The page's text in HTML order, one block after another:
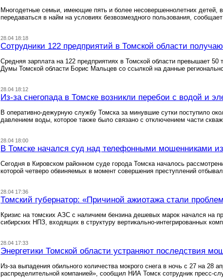
Многодетные семьи, имеющие пять и более несовершеннолетних детей,
передаваться в найм на условиях безвозмездного пользования,
28.04 18:18
Сотрудники 122 предприятий в Томской области
Средняя зарплата на 122 предприятиях в Томской области превышает
Думы Томской области Борис Мальцев со ссылкой на данные
28.04 18:12
Из-за снегопада в Томске возникли перебои с водой и
В оперативно-дежурную службу Томска за минувшие сутки поступило
давлением воды, которое также было связано с отключением части
28.04 18:00
В Томске начался суд над телефонными мошенниками
Сегодня в Кировском районном суде города Томска началось
которой четверо обвиняемых в момент совершения преступлений
28.04 17:36
Томский губернатор: «Причиной ажиотажа стали
Кризис на томских АЗС с наличием бензина дешевых марок начался на
сибирских НПЗ, входящих в структуру вертикально-интегрированных
28.04 17:33
Энергетики Томской области устраняют последствия
Из-за выпадения обильного количества мокрого снега в ночь с 27 на
распределительной компанией», сообщил НИА Томск сотрудник пресс-